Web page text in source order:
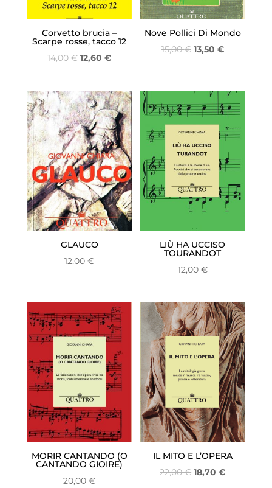
Corvetto brucia –
Scarpe rosse, tacco 12
14,00€ Il
originale
era:
14,00 €.
12,60€Il
attuale
è:
12,60 €.
Nove Pollici Di Mondo
15,00€ Il
era:
15,00 €.
13,50 €Il
è:
13,50 €.
GLAUCO
12,00€
LIÙ HA UCCISO
TOURANDOT
12,00 €
MORIR CANTANDO (O
CANTANDO GIOIRE)
20,00€
IL MITO E L’OPERA
22,00€ Il
18,70€Il